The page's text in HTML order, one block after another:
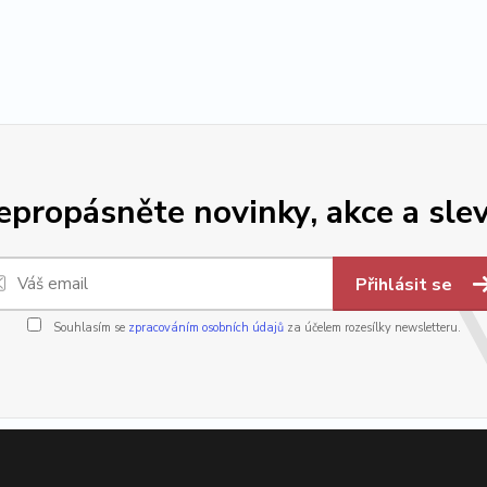
novinky, akce a
Přihlásit se
Souhlasím se zpracováním osobních údajůza účelem rozesílky newsletteru.